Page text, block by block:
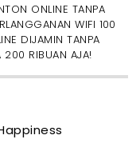
ONLINE TANPA
WIFI 100
DIJAMIN TANPA
200 RIBUAN AJA!